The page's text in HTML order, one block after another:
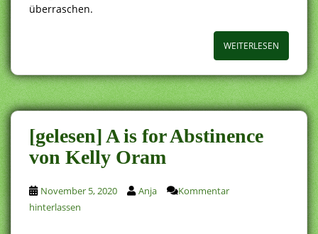
überraschen.
WEITERLESEN
[gelesen] A is for Abstinence
von Kelly Oram
November 5, 2020 Anja
Kommentar
hinterlassen